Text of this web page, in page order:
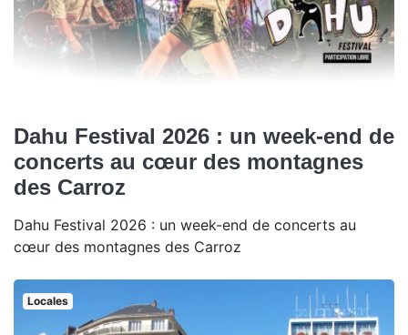
Dahu Festival 2026 : un week-end de
concerts au cœur des montagnes
des Carroz
Dahu Festival 2026 : un week-end de concerts au
cœur des montagnes des Carroz
Locales